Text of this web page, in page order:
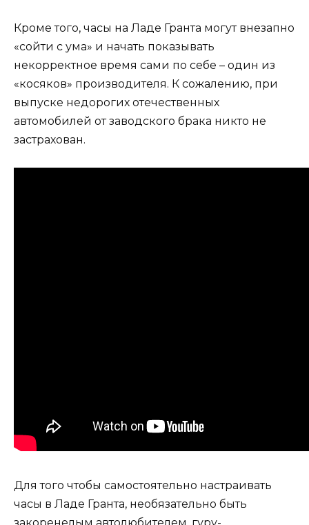
Кроме того, часы на Ладе Гранта могут внезапно
«сойти с ума» и начать показывать
некорректное время сами по себе – один из
«косяков» производителя. К сожалению, при
выпуске недорогих отечественных
автомобилей от заводского брака никто не
застрахован.
Для того чтобы самостоятельно настраивать
часы в Ладе Гранта, необязательно быть
закоренелым автолюбителем, гуру-